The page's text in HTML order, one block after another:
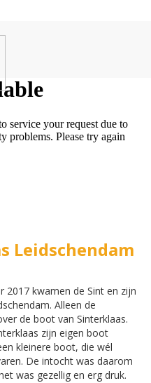
Leidschendam
2017 kwamen de Sint en zijn
Alleen de
de boot van Sinterklaas.
zijn eigen boot
kleinere boot, die wél
De intocht was daarom
was gezellig en erg druk.